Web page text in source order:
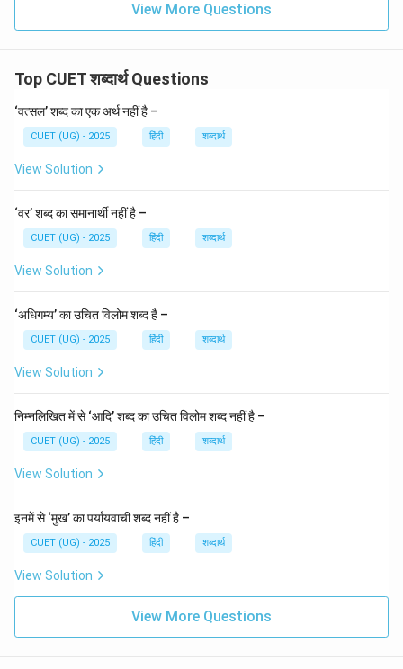
View More Questions
Top CUET शब्दार्थ Questions
‘वत्सल’ शब्द का एक अर्थ नहीं है –
CUET (UG) - 2025 हिंदी शब्दार्थ
View Solution
‘वर’ शब्द का समानार्थी नहीं है –
CUET (UG) - 2025 हिंदी शब्दार्थ
View Solution
‘अधिगम्य’ का उचित विलोम शब्द है –
CUET (UG) - 2025 हिंदी शब्दार्थ
View Solution
निम्नलिखित में से ‘आदि’ शब्द का उचित विलोम शब्द नहीं है –
CUET (UG) - 2025 हिंदी शब्दार्थ
View Solution
इनमें से ‘मुख’ का पर्यायवाची शब्द नहीं है –
CUET (UG) - 2025 हिंदी शब्दार्थ
View Solution
View More Questions